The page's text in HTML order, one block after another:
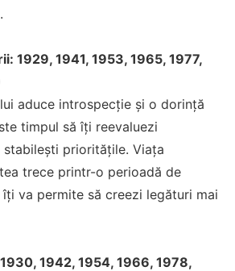
1929, 1941, 1953, 1965, 1977,
aduce introspecție și o dorință
timpul să îți reevaluezi
prioritățile. Viața
trece printr-o perioadă de
va permite să creezi legături mai
1942, 1954, 1966, 1978,